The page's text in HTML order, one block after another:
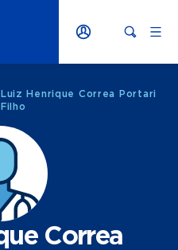
Luiz Henrique Correa Portari
Filho
Correa